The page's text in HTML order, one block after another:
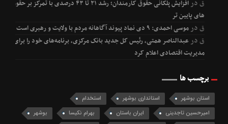
قدر
افزایش پلکانی حقوق کارمندان؛ رشد ۲۱ تا ۴۳ درصدی با تمرکز بر حقوق
های پایین تر
قدرموسی احمدی: ۹ دی نماد پیوند آگاهانه مردم با ولایت و رهبری است
قدرعبدالناصر همتی، رئیس کل جدید بانک مرکزی، برنامه‌های خود را برای
مدیریت اقتصادی اعلام کرد
برچسب ها
استان بوشهر استانداری بوشهر
استخدام
امیرحسین تاجدینی
ایران باستان بهرام نکیسا
بوشهر